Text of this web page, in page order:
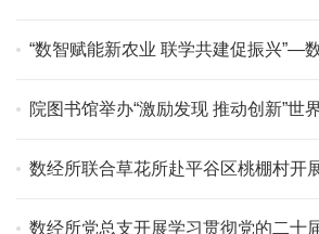
“数智赋能新农业 联学共建促振兴”—
开展共建活动
院图书馆举办“激励发现 推动创新”世
数经所联合草花所赴平谷区桃棚村开
数经所党总支开展学习贯彻党的二十